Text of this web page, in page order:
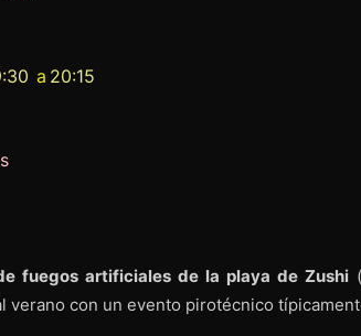
a 20:15
fuegos artificiales de la playa de Zushi
verano con un evento pirotécnico